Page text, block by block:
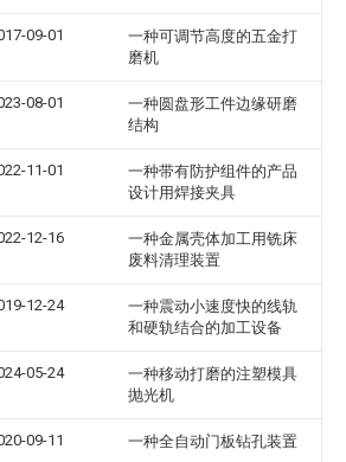
09-01
一种可调节高度的五金打
磨机
08-01
一种圆盘形工件边缘研磨
结构
11-01
一种带有防护组件的产品
设计用焊接夹具
12-16
一种金属壳体加工用铣床
废料清理装置
12-24
一种震动小速度快的线轨
和硬轨结合的加工设备
05-24
一种移动打磨的注塑模具
抛光机
09-11 一种全自动门板钻孔装置